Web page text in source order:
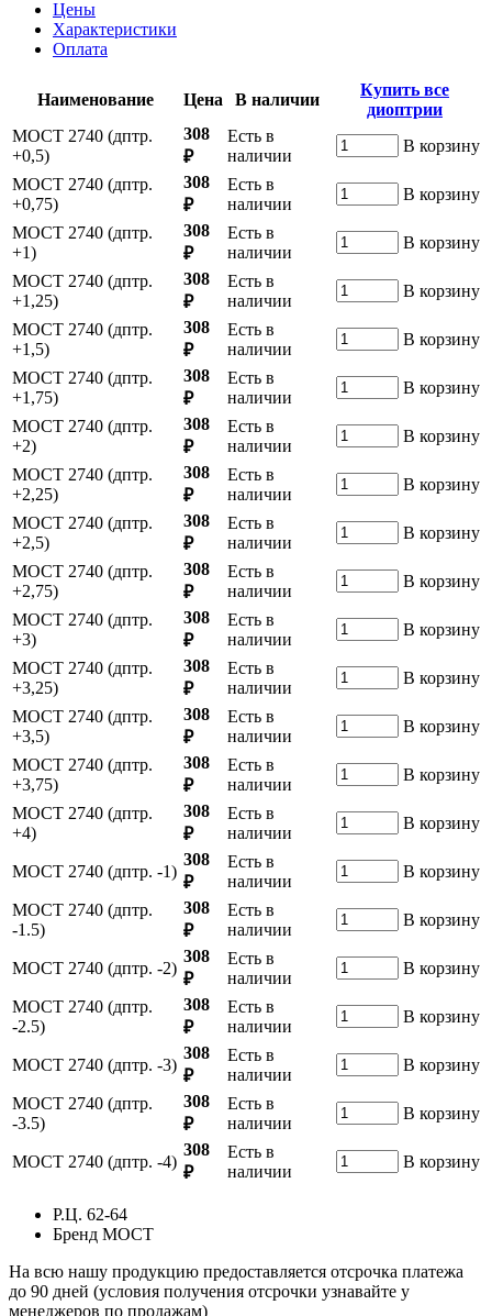
Цены
Характеристики
Оплата
Наименование Цена В наличии
Купить все
диоптрии
МОСТ 2740 (дптр.
+0,5)
308
₽
Есть в
наличии
В корзину
МОСТ 2740 (дптр.
+0,75)
308
₽
Есть в
наличии
В корзину
МОСТ 2740 (дптр.
+1)
308
₽
Есть в
наличии
В корзину
МОСТ 2740 (дптр.
+1,25)
308
₽
Есть в
наличии
В корзину
МОСТ 2740 (дптр.
+1,5)
308
₽
Есть в
наличии
В корзину
МОСТ 2740 (дптр.
+1,75)
308
₽
Есть в
наличии
В корзину
МОСТ 2740 (дптр.
+2)
308
₽
Есть в
наличии
В корзину
МОСТ 2740 (дптр.
+2,25)
308
₽
Есть в
наличии
В корзину
МОСТ 2740 (дптр.
+2,5)
308
₽
Есть в
наличии
В корзину
МОСТ 2740 (дптр.
+2,75)
308
₽
Есть в
наличии
В корзину
МОСТ 2740 (дптр.
+3)
308
₽
Есть в
наличии
В корзину
МОСТ 2740 (дптр.
+3,25)
308
₽
Есть в
наличии
В корзину
МОСТ 2740 (дптр.
+3,5)
308
₽
Есть в
наличии
В корзину
МОСТ 2740 (дптр.
+3,75)
308
₽
Есть в
наличии
В корзину
МОСТ 2740 (дптр.
+4)
308
₽
Есть в
наличии
В корзину
МОСТ 2740 (дптр. -1)
308
₽
Есть в
наличии
В корзину
МОСТ 2740 (дптр.
-1.5)
308
₽
Есть в
наличии
В корзину
МОСТ 2740 (дптр. -2)
308
₽
Есть в
наличии
В корзину
МОСТ 2740 (дптр.
-2.5)
308
₽
Есть в
наличии
В корзину
МОСТ 2740 (дптр. -3)
308
₽
Есть в
наличии
В корзину
МОСТ 2740 (дптр.
-3.5)
308
₽
Есть в
наличии
В корзину
МОСТ 2740 (дптр. -4)
308
₽
Есть в
наличии
В корзину
Р.Ц. 62-64
Бренд МОСТ
На всю нашу продукцию предоставляется отсрочка платежа
до 90 дней (условия получения отсрочки узнавайте у
менеджеров по продажам)